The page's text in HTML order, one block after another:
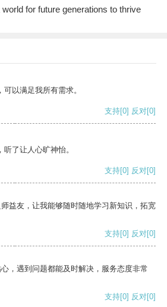
for future generations to thrive
以满足我所有需求。
支持[0] 反对[0]
了让人心旷神怡。
支持[0] 反对[0]
益友，让我能够随时随地学习新知识，拓宽
支持[0] 反对[0]
，遇到问题都能及时解决，服务态度非常
支持[0] 反对[0]